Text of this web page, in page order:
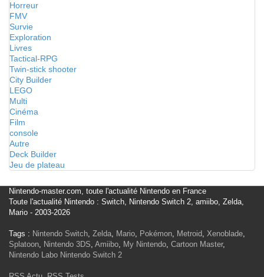
Horreur
FMV
Survie
Exploration
Livres
Tactical-RPG
Twin-stick shooter
City Builder
LEGO
Multi
Cinéma
Film
console
Autre
Deck Builder
Jeu de plateau
Nintendo-master.com, toute l'actualité Nintendo en France
Toute l'actualité Nintendo : Switch, Nintendo Switch 2, amiibo, Zelda,
Mario - 2003-2026
Tags : Nintendo Switch, Zelda, Mario, Pokémon, Metroid, Xenoblade,
Splatoon, Nintendo 3DS, Amiibo, My Nintendo, Cartoon Master,
Nintendo Labo Nintendo Switch 2